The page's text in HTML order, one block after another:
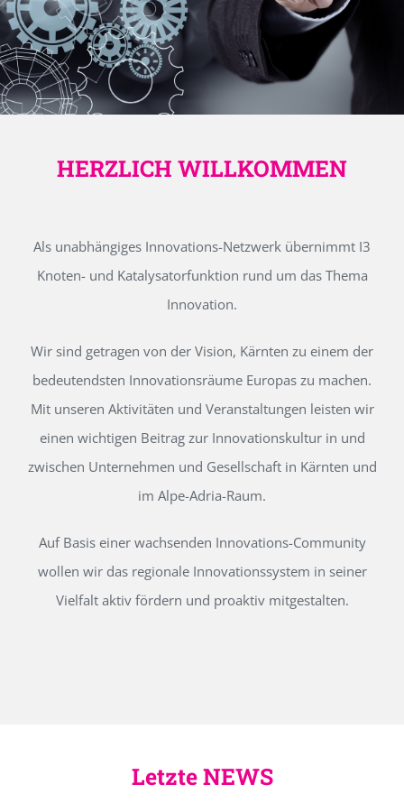
HERZLICH WILLKOMMEN
Als unabhängiges Innovations-Netzwerk übernimmt I3
Knoten- und Katalysatorfunktion rund um das Thema
Innovation.
Wir sind getragen von der Vision, Kärnten zu einem der
bedeutendsten Innovationsräume Europas zu machen.
Mit unseren Aktivitäten und Veranstaltungen leisten wir
einen wichtigen Beitrag zur Innovationskultur in und
zwischen Unternehmen und Gesellschaft in Kärnten und
im Alpe-Adria-Raum.
Auf Basis einer wachsenden Innovations-Community
wollen wir das regionale Innovationssystem in seiner
Vielfalt aktiv fördern und proaktiv mitgestalten.
Letzte NEWS